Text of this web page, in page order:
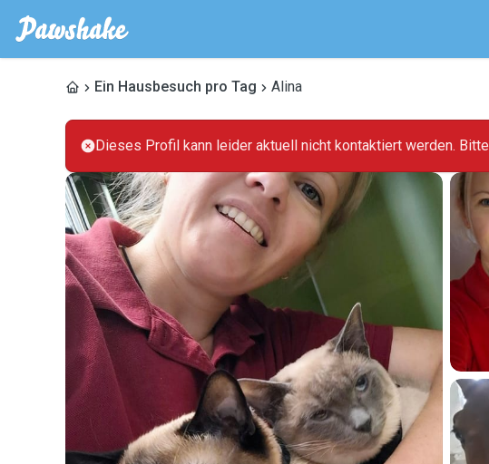
Ein Hausbesuch pro Tag Alina
Dieses Profil kann leider aktuell nicht kontaktiert werden. Bitte